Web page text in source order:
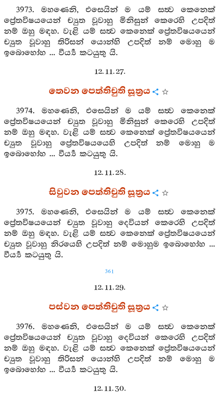
3973. මහණෙනි, එසෙයින් ම යම් සත්‍ව කෙනෙක්
ප්‍රේතවිෂයයෙන් ච්‍යුත වූවාහු මිනිසුන් කෙරෙහි උපදිත්
නම් ඔහු මඳහ. වැළි යම් සත්‍ව කෙනෙක් ප්‍රේතවිෂයයෙන්
ච්‍යුත වූවාහු තිරිසන් යොන්හි උපදිත් නම් මොහු ම
ඉබොහෝහ ... වීර්‍ය්‍ය කටයුතු යි.
12. 11. 27.
තෙවන පෙත්තිචුති සූත්‍රය
3974. මහණෙනි, එසෙයින් ම යම් සත්‍ව කෙනෙක්
ප්‍රේතවිෂයයෙන් ච්‍යුත වූවාහු මිනිසුන් කෙරෙහි උපදිත්
නම් ඔහු මඳහ. වැළි යම් සත්‍ව කෙනෙක් ප්‍රේතවිෂයයෙන්
ච්‍යුත වූවාහු ප්‍රේතවිෂයයෙහි උපදිත් නම් මොහු ම
ඉබොහෝහ ... වීර්‍ය්‍ය කටයුතු යි.
12. 11. 28.
සිවුවන පෙත්තිචුති සූත්‍රය
3975. මහණෙනි, එසෙයින් ම යම් සත්‍ව කෙනෙක්
ප්‍රේතවිෂයයෙන් ච්‍යුත වූවාහු දෙවියන් කෙරෙහි උපදිත්
නම් ඔහු මඳහ. වැළි යම් සත්‍ව කෙනෙක් ප්‍රේතවිෂයයෙන්
ච්‍යුත වූවාහු නිරයෙහි උපදිත් නම් මොහුම ඉබොහෝහ ...
වීර්‍ය්‍ය කටයුතු යි.
361
12. 11. 29.
පස්වන පෙත්තිචුති සූත්‍රය
3976. මහණෙනි, එසෙයින් ම යම් සත්‍ව කෙනෙක්
ප්‍රේතවිෂයයෙන් ච්‍යුත වූවාහු දෙවියන් කෙරෙහි උපදිත්
නම් ඔහු මඳහ. වැළි යම් සත්‍ව කෙනෙක් ප්‍රේතවිෂයයෙන්
ච්‍යුත වූවාහු තිරිසන් යොන්හි උපදිත් නම් මොහු ම
ඉබොහෝහ ... වීර්‍ය්‍ය කටයුතු යි.
12. 11. 30.